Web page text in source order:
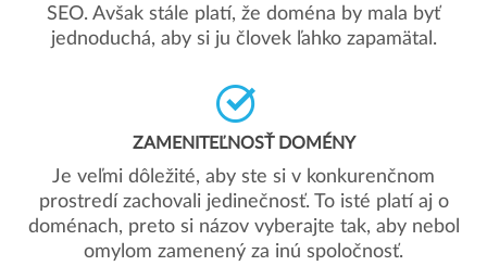
SEO. Avšak stále platí, že doména by mala byť
jednoduchá, aby si ju človek ľahko zapamätal.
ZAMENITEĽNOSŤ DOMÉNY
Je veľmi dôležité, aby ste si v konkurenčnom
prostredí zachovali jedinečnosť. To isté platí aj o
doménach, preto si názov vyberajte tak, aby nebol
omylom zamenený za inú spoločnosť.